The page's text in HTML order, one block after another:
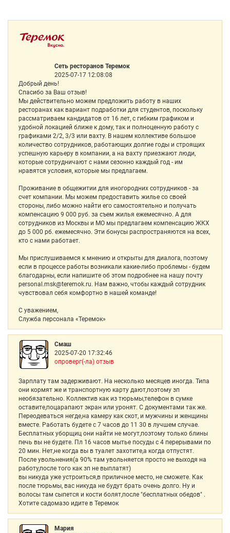
Сеть ресторанов Теремок
2025-07-17 12:08:08
Добрый день!
Спасибо за Ваш отзыв!
Мы действительно можем предложить работу в наших
ресторанах как вариант подработки для студентов, поскольку
рассматриваем кандидатов от 16 лет, с гибким графиком и
удобной локацией ближе к дому, так и полноценную работу с
графиками 2/2, 3/3 или вахту. В нашем коллективе большое
количество сотрудников, работающих долгие годы и строящих
успешную карьеру в компании, а на вахту приезжают люди,
которые сотрудничают с нами сезонно каждый год - им
нравятся условия, которые мы предлагаем.
Проживание в общежитии для иногородних сотрудников - за
счет компании. Мы можем предоставить жилье со своей
стороны, либо можно найти его самостоятельно и получать
компенсацию 9 000 руб. за съем жилья ежемесячно. А для
сотрудников из Москвы и МО мы предлагаем компенсацию ЖКХ
до 5 000 рб. ежемесячно. Эти бонусы распространяются на всех,
кто с нами работает.
Мы прислушиваемся к мнению и открыты для диалога, поэтому
если в процессе работы возникали какие-либо проблемы - будем
благодарны, если напишите об этом подробнее на нашу почту
personal.msk@teremok.ru. Нам важно, чтобы каждый сотрудник
чувствовал себя комфортно в нашей команде!
С уважением,
Служба персонала «Теремок»
Смаш
2025-07-20 17:32:46
опроверг(-ла) отзыв
Зарплату там задерживают. На несколько месяцев иногда. Типа
они кормят же и транспортную карту дают,поэтому зп
необязательно. Коллектив как из тюрьмы,телефон в сумке
оставите,поцарапают экран или уронят. С документами так же.
Переодеваться негде,на камеру как скот, и мужчины и женщины
вместе. Работать будете с 7 часов до 11 30 в лучшем случае.
Бесплатных уборщиц они найти не могут,поэтому только блины
печь вы не будете. Пл 16 часов мытье посуды с 4 перерывами по
20 мин. Нет,не когда вы в туалет захотите,а когда отпустят.
После увольнения(а 90% там увольняется просто не выходя на
работу,после того как зп не выплатят)
вы никуда уже устроиться,в приличное место, не сможете. Как
после тюрьмы, вас никуда не будут брать очень долго. Ну и
волосы там сыпется и кости болят,после "бесплатных обедов" .
Хотите садомазо идите в Теремок
Мария